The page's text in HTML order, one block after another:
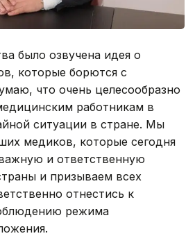
было озвучена идея о
которые борются с
что очень целесообразно
работникам в
ситуации в стране. Мы
медиков, которые сегодня
и ответственную
и призываем всех
отнестись к
режима